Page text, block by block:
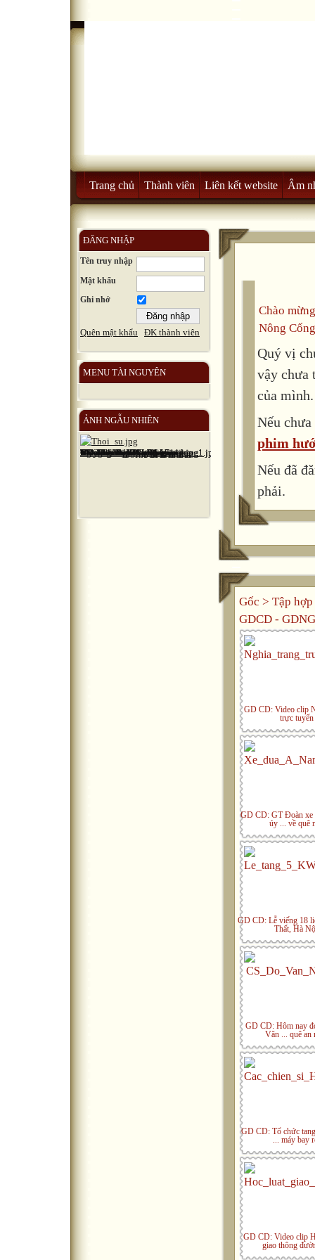
Trang chủ Thành viên Liên kết website Âm
ĐĂNG NHẬP
Tên truy nhập
Mật khẩu
Ghi nhớ
Quên mật khẩu ĐK thành viên
MENU TÀI NGUYÊN
ẢNH NGẪU NHIÊN
Chào
Nông
Quý vị
vậy chưa
của mình.
Nếu
phim
Nếu đã
phải.
Gốc > Tập
GDCD -
GD CD: Video clip
trực tuyến
GD CD: GT Đoàn xe
úy ... về quê
GD CD: Lễ viếng 18
Thất, Hà
GD CD: Hôm nay
Văn ... quê an
GD CD: Tổ chức
... máy bay
GD CD: Video clip
giao thông